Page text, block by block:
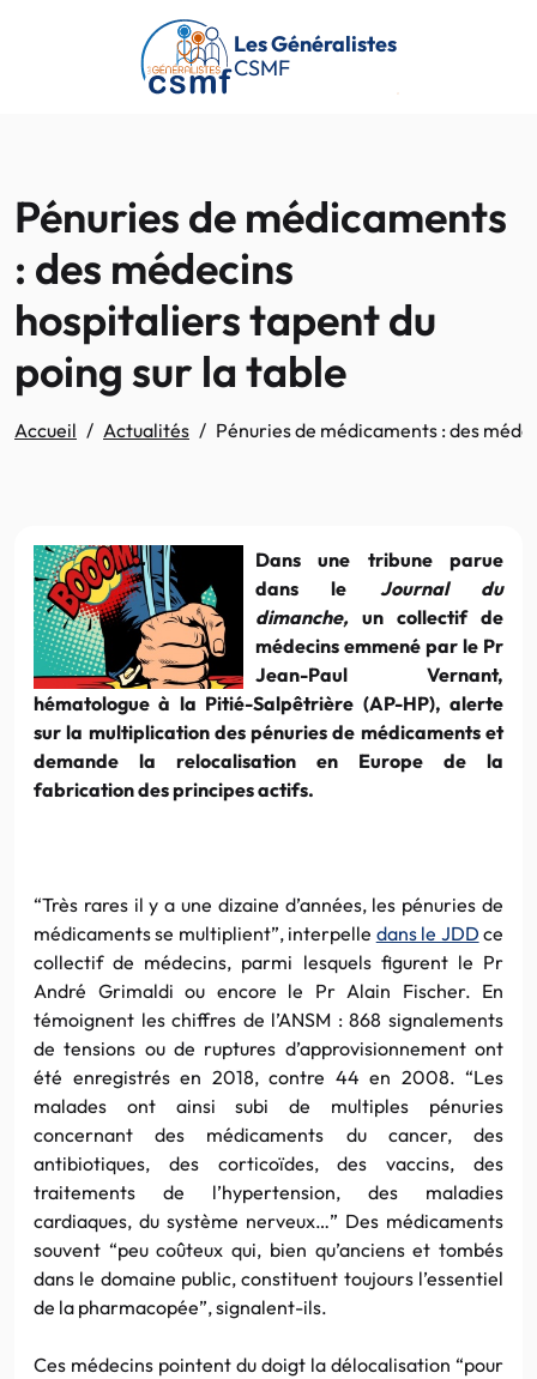
Passer au contenu principal
Les Généralistes
CSMF
Pénuries de médicaments
: des médecins
hospitaliers tapent du
poing sur la table
Accueil Actualités Pénuries de médicaments : des
Dans une tribune parue
dans le Journal du
dimanche, un collectif de
médecins emmené par le Pr
Jean-Paul Vernant,
hématologue à la Pitié-Salpêtrière (AP-HP), alerte
sur la multiplication des pénuries de médicaments et
demande la relocalisation en Europe de la
fabrication des principes actifs.
“Très rares il y a une dizaine d’années, les pénuries de
médicaments se multiplient”, interpelle dans le JDD ce
collectif de médecins, parmi lesquels figurent le Pr
André Grimaldi ou encore le Pr Alain Fischer. En
témoignent les chiffres de l’ANSM : 868 signalements
de tensions ou de ruptures d’approvisionnement ont
été enregistrés en 2018, contre 44 en 2008. “Les
malades ont ainsi subi de multiples pénuries
concernant des médicaments du cancer, des
antibiotiques, des corticoïdes, des vaccins, des
traitements de l’hypertension, des maladies
cardiaques, du système nerveux…” Des médicaments
souvent “peu coûteux qui, bien qu’anciens et tombés
dans le domaine public, constituent toujours l’essentiel
de la pharmacopée”, signalent-ils.
Ces médecins pointent du doigt la délocalisation “pour